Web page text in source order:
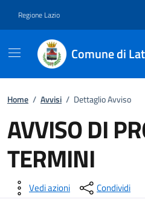
Regione Lazio
Comune di
Home / Avvisi / Dettaglio Avviso
AVVISO DI
TERMINI
Dettagli della
Vedi azioni Condividi